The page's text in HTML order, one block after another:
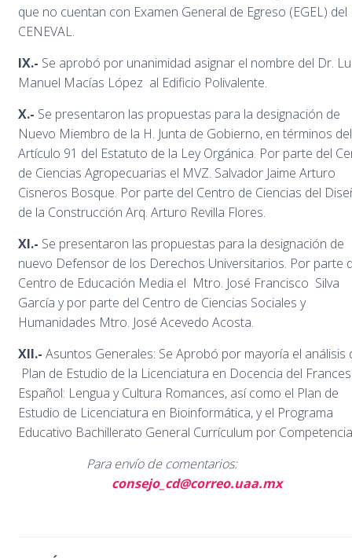
que no cuentan con Examen General de Egreso (EGEL) del
CENEVAL.
IX.- Se aprobó por unanimidad asignar el nombre del Dr.
Manuel Macías López al Edificio Polivalente.
X.- Se presentaron las propuestas para la designación de
Nuevo Miembro de la H. Junta de Gobierno, en términos del
Artículo 91 del Estatuto de la Ley Orgánica. Por parte del
de Ciencias Agropecuarias el MVZ. Salvador Jaime Arturo
Cisneros Bosque. Por parte del Centro de Ciencias del
de la Construcción Arq. Arturo Revilla Flores.
XI.- Se presentaron las propuestas para la designación de
nuevo Defensor de los Derechos Universitarios. Por parte
Centro de Educación Media el Mtro. José Francisco Silva
García y por parte del Centro de Ciencias Sociales y
Humanidades Mtro. José Acevedo Acosta.
XII.- Asuntos Generales: Se Aprobó por mayoría el análisis
Plan de Estudio de la Licenciatura en Docencia del
Español: Lengua y Cultura Romances, así como el Plan de
Estudio de Licenciatura en Bioinformática, y el Programa
Educativo Bachillerato General Currículum por
Para envío de comentarios:
consejo_cd@correo.uaa.mx